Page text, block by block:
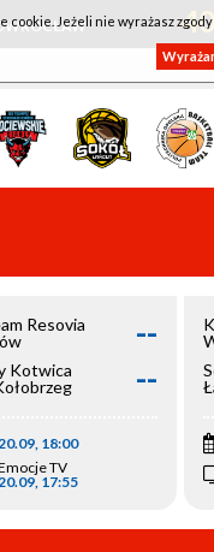
40
Resovia
--
Kotwica
--
20.09, 18:00
TV
20.09, 17:55
cookie. Jeżeli nie wyrażasz zgody